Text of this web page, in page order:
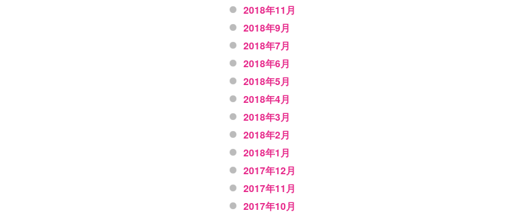
2018年11月
2018年9月
2018年7月
2018年6月
2018年5月
2018年4月
2018年3月
2018年2月
2018年1月
2017年12月
2017年11月
2017年10月